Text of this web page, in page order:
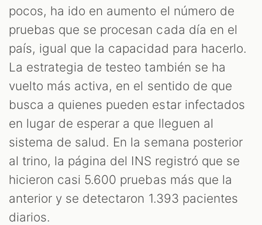
pocos, ha ido en aumento el número de
pruebas que se procesan cada día en el
país, igual que la capacidad para hacerlo.
La estrategia de testeo también se ha
vuelto más activa, en el sentido de que
busca a quienes pueden estar infectados
en lugar de esperar a que lleguen al
sistema de salud. En la semana posterior
al trino, la página del INS registró que se
hicieron casi 5.600 pruebas más que la
anterior y se detectaron 1.393 pacientes
diarios.